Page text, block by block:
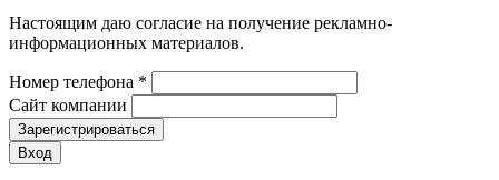
Настоящим даю согласие на получение рекламно-
информационных материалов.
Номер телефона *
Сайт компании
Зарегистрироваться
Вход